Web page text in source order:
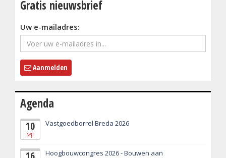
Gratis nieuwsbrief
Uw e-mailadres:
Aanmelden
Agenda
10
sep
Vastgoedborrel Breda 2026
Hoogbouwcongres 2026 - Bouwen aan